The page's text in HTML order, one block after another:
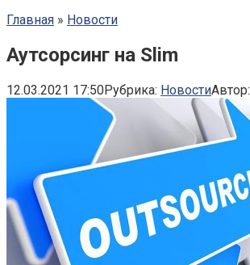
Главная » Новости
Аутсорсинг на Slim
12.03.2021 17:50Рубрика: НовостиАвтор: